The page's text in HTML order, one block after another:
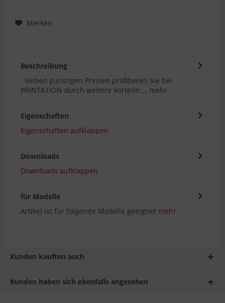
Merken
Beschreibung
Neben günstigen Preisen profitieren Sie bei
PRINTATION durch weitere Vorteile:... mehr
Eigenschaften
Eigenschaften aufklappen
Downloads
Downloads aufklappen
für Modelle
Artikel ist für folgende Modelle geeignet mehr
Kunden kauften auch
Kunden haben sich ebenfalls angesehen